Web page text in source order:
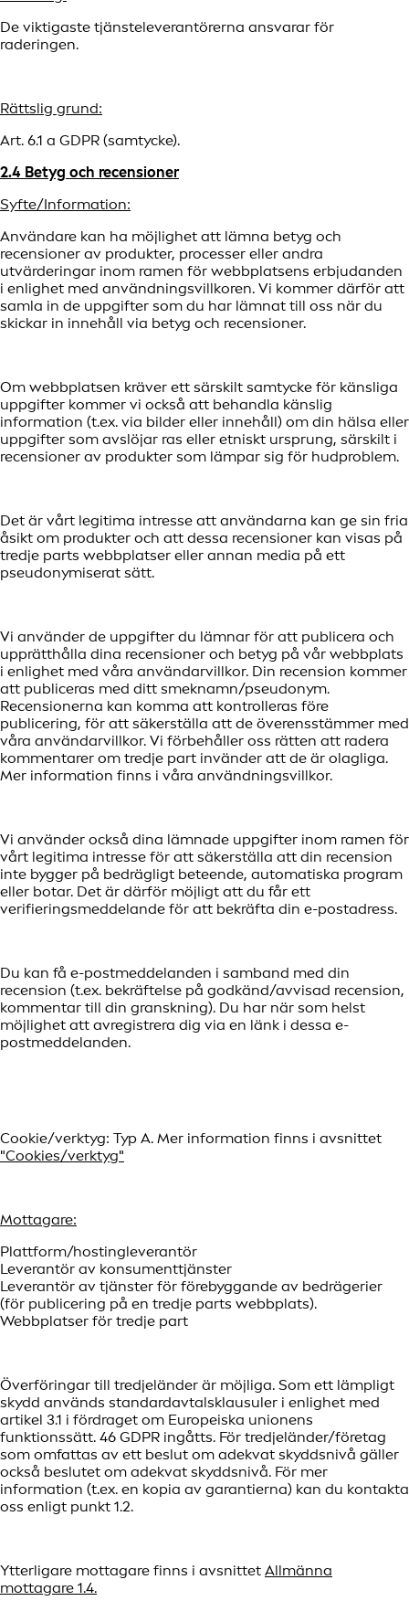
De viktigaste tjänsteleverantörerna ansvarar för
raderingen.
Rättslig grund:
Art. 6.1 a GDPR (samtycke).
2.4 Betyg och recensioner
Syfte/Information:
Användare kan ha möjlighet att lämna betyg och
recensioner av produkter, processer eller andra
utvärderingar inom ramen för webbplatsens erbjudanden
i enlighet med användningsvillkoren. Vi kommer därför att
samla in de uppgifter som du har lämnat till oss när du
skickar in innehåll via betyg och recensioner.
Om webbplatsen kräver ett särskilt samtycke för känsliga
uppgifter kommer vi också att behandla känslig
information (t.ex. via bilder eller innehåll) om din hälsa eller
uppgifter som avslöjar ras eller etniskt ursprung, särskilt i
recensioner av produkter som lämpar sig för hudproblem.
Det är vårt legitima intresse att användarna kan ge sin fria
åsikt om produkter och att dessa recensioner kan visas på
tredje parts webbplatser eller annan media på ett
pseudonymiserat sätt.
Vi använder de uppgifter du lämnar för att publicera och
upprätthålla dina recensioner och betyg på vår webbplats
i enlighet med våra användarvillkor. Din recension kommer
att publiceras med ditt smeknamn/pseudonym.
Recensionerna kan komma att kontrolleras före
publicering, för att säkerställa att de överensstämmer med
våra användarvillkor. Vi förbehåller oss rätten att radera
kommentarer om tredje part invänder att de är olagliga.
Mer information finns i våra användningsvillkor.
Vi använder också dina lämnade uppgifter inom ramen för
vårt legitima intresse för att säkerställa att din recension
inte bygger på bedrägligt beteende, automatiska program
eller botar. Det är därför möjligt att du får ett
verifieringsmeddelande för att bekräfta din e-postadress.
Du kan få e-postmeddelanden i samband med din
recension (t.ex. bekräftelse på godkänd/avvisad recension,
kommentar till din granskning). Du har när som helst
möjlighet att avregistrera dig via en länk i dessa e-
postmeddelanden.
Cookie/verktyg: Typ A. Mer information finns i avsnittet
"Cookies/verktyg"
Mottagare:
Plattform/hostingleverantör
Leverantör av konsumenttjänster
Leverantör av tjänster för förebyggande av bedrägerier
(för publicering på en tredje parts webbplats).
Webbplatser för tredje part
Överföringar till tredjeländer är möjliga. Som ett lämpligt
skydd används standardavtalsklausuler i enlighet med
artikel 3.1 i fördraget om Europeiska unionens
funktionssätt. 46 GDPR ingåtts. För tredjeländer/företag
som omfattas av ett beslut om adekvat skyddsnivå gäller
också beslutet om adekvat skyddsnivå. För mer
information (t.ex. en kopia av garantierna) kan du kontakta
oss enligt punkt 1.2.
Ytterligare mottagare finns i avsnittet Allmänna
mottagare 1.4.